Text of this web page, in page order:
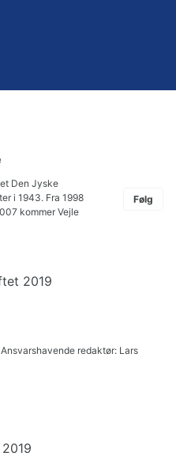
Den Jyske
i 1943. Fra 1998
kommer Vejle
Følg
redaktør: Lars